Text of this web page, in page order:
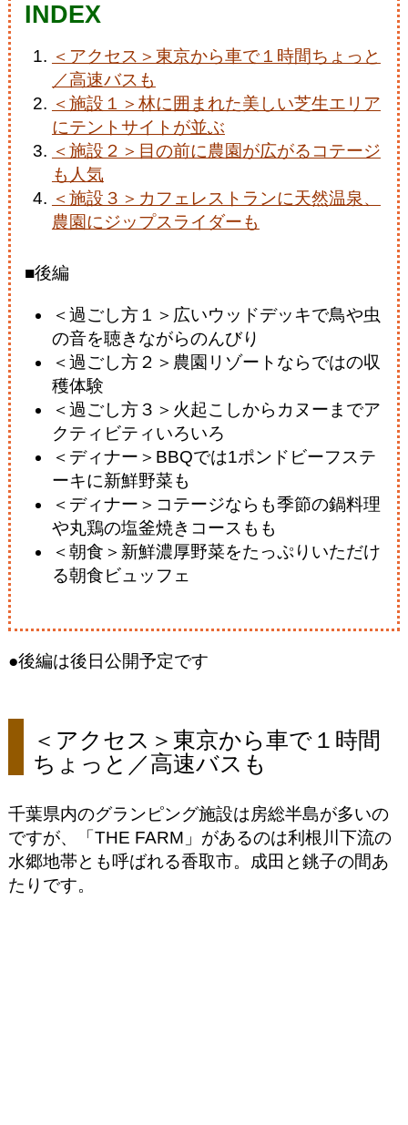
INDEX
＜アクセス＞東京から車で１時間ちょっと
／高速バスも
＜施設１＞林に囲まれた美しい芝生エリア
にテントサイトが並ぶ
＜施設２＞目の前に農園が広がるコテージ
も人気
＜施設３＞カフェレストランに天然温泉、
農園にジップスライダーも
■後編
＜過ごし方１＞広いウッドデッキで鳥や虫
の音を聴きながらのんびり
＜過ごし方２＞農園リゾートならではの収
穫体験
＜過ごし方３＞火起こしからカヌーまでア
クティビティいろいろ
＜ディナー＞BBQでは1ポンドビーフステ
ーキに新鮮野菜も
＜ディナー＞コテージならも季節の鍋料理
や丸鶏の塩釜焼きコースもも
＜朝食＞新鮮濃厚野菜をたっぷりいただけ
る朝食ビュッフェ
●後編は後日公開予定です
＜アクセス＞東京から車で１時間
ちょっと／高速バスも
千葉県内のグランピング施設は房総半島が多いの
ですが、「THE FARM」があるのは利根川下流の
水郷地帯とも呼ばれる香取市。成田と銚子の間あ
たりです。